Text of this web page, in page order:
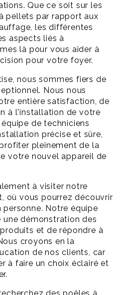
Que ce soit sur les
pellets par rapport aux
les différentes
aspects liés à
là pour vous aider à
pour votre foyer.
nous sommes fiers de
Nous nous
entière satisfaction, de
à l'installation de votre
de techniciens
précise et sûre,
pleinement de la
votre nouvel appareil de
à visiter notre
où vous pourrez découvrir
Notre équipe
une démonstration des
et de répondre à
croyons en la
de nos clients, car
à faire un choix éclairé et